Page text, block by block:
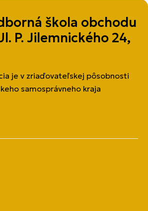
škola obchodu
P. Jilemnického 24,
je v zriaďovateľskej pôsobnosti
samosprávneho kraja